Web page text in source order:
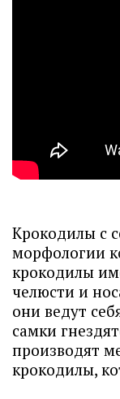
Крокодилы с
морфологии
крокодилы
челюсти и
они ведут
самки
производят
крокодилы,